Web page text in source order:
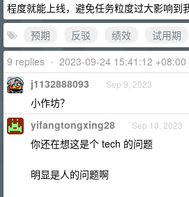
程度就能上线，避免任务粒度过大影响到
预期
反驳 绩效
试用期
9 replies • 2023-09-24 15:41:12 +08:00
j1132888093 Sep 9, 2023
小作坊？
yifangtongxing28 Sep 10, 2023
你还在想这是个 tech 的问题
明显是人的问题啊